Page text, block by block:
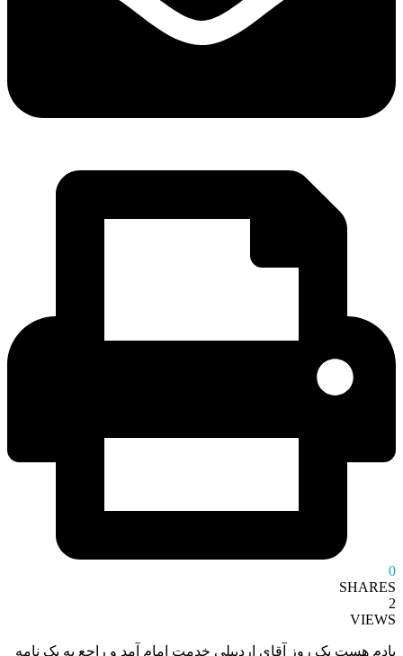
0
SHARES
2
VIEWS
یادم هست یک روز آقای اردبیلی خدمت امام آمد و راجع به یک نامه